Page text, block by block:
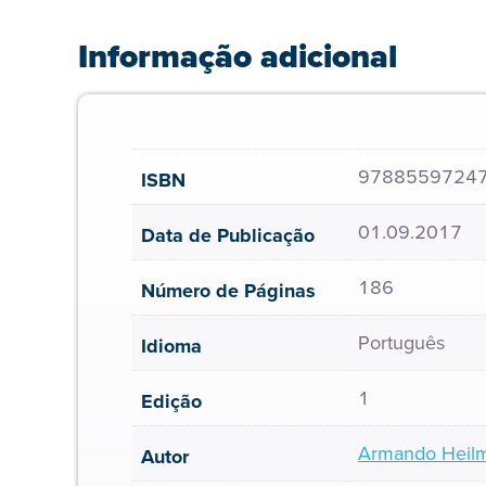
Informação adicional
ISBN
Data de Publicação 01.09.2017
Número de Páginas 186
Idioma Português
Edição 1
Autor Armando